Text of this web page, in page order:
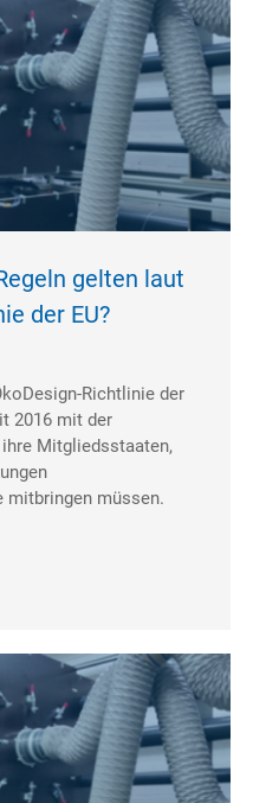
gelten laut
der EU?​
Richtlinie der
2016 mit der
Mitgliedsstaaten,
mitbringen müssen.